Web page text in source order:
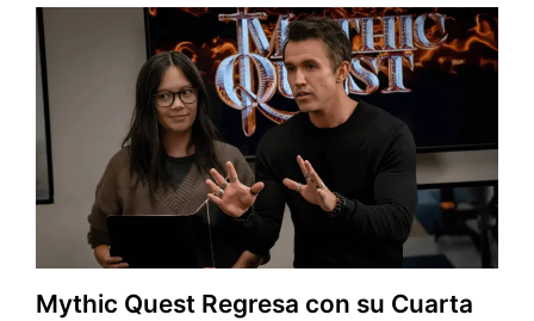
Mythic Quest Regresa con su Cuarta